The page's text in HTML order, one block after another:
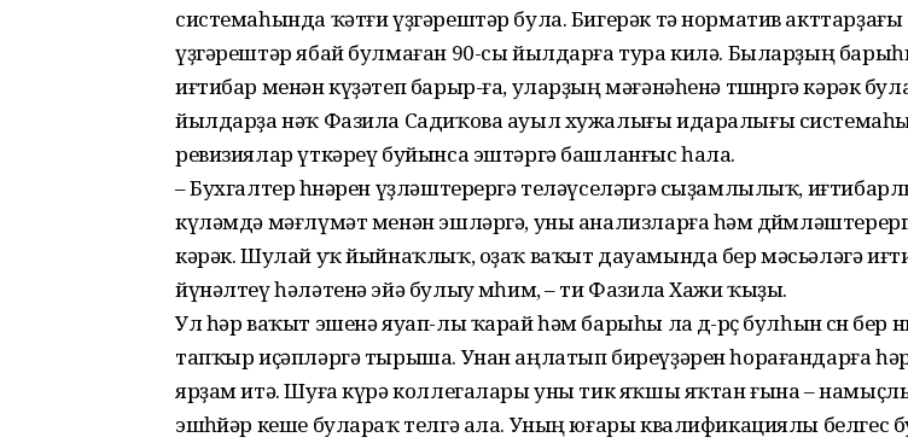
системаһында ҡәтғи үҙгәрештәр була. Бигерәк тә норматив акттарҙағы
үҙгәрештәр ябай булмаған 90-сы йылдарға тура килә. Быларҙың
иғтибар менән күҙәтеп барыр-ға, уларҙың мәғәнәһенә төшөнөргә кәрәк
йылдарҙа нәҡ Фазила Садиҡова ауыл хужалығы идаралығы
ревизиялар үткәреү буйынса эштәргә башланғыс һала.
– Бухгалтер һөнәрен үҙләштерергә теләүселәргә сыҙамлылыҡ,
күләмдә мәғлүмәт менән эшләргә, уны анализларға һәм
кәрәк. Шулай уҡ йыйнаҡлыҡ, оҙаҡ ваҡыт дауамында бер мәсьәләгә
йүнәлтеү һәләтенә эйә булыу мөһим, – ти Фазила Хажи ҡыҙы.
Ул һәр ваҡыт эшенә яуап-лы ҡарай һәм барыһы ла дө-рөҫ булһын өсөн бер
тапҡыр иҫәпләргә тырыша. Унан аңлатып биреүҙәрен һорағандарға
ярҙам итә. Шуға күрә коллегалары уны тик яҡшы яҡтан ғына –
эшһөйәр кеше булараҡ телгә ала. Уның юғары квалификациялы белгес